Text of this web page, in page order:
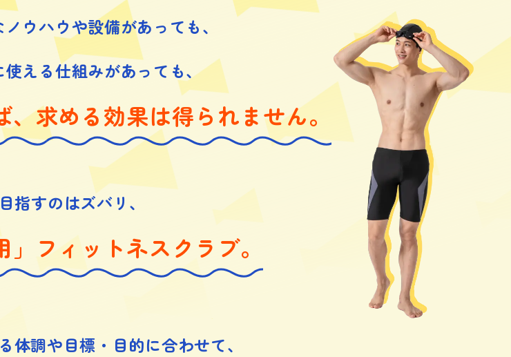
ウハウや設備があっても、
使える仕組みがあっても、
求める効果は得られません。
指すのはズバリ、
」フィットネスクラブ。
体調や目標・目的に合わせて、